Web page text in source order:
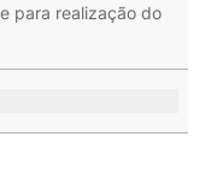
para realização do